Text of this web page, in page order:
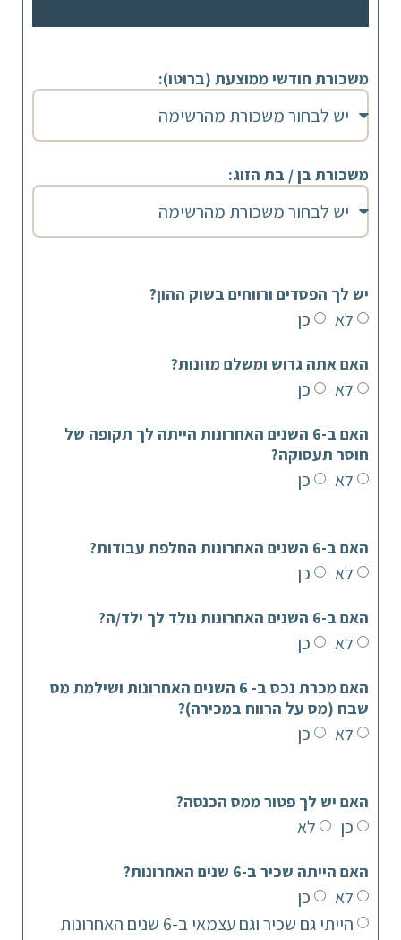
משכורת חודשי ממוצעת (ברוטו):
משכורת בן / בת הזוג:
יש לך הפסדים ורווחים בשוק ההון?
לא כן
האם אתה גרוש ומשלם מזונות?
לא כן
האם ב-6 השנים האחרונות הייתה לך תקופה של
חוסר תעסוקה?
לא כן
האם ב-6 השנים האחרונות החלפת עבודות?
לא כן
האם ב-6 השנים האחרונות נולד לך ילד/ה?
לא כן
האם מכרת נכס ב- 6 השנים האחרונות ושילמת מס
שבח (מס על הרווח במכירה)?
לא כן
האם יש לך פטור ממס הכנסה?
כן לא
האם הייתה שכיר ב-6 שנים האחרונות?
לא
כן
הייתי גם שכיר וגם עצמאי ב-6 שנים האחרונות